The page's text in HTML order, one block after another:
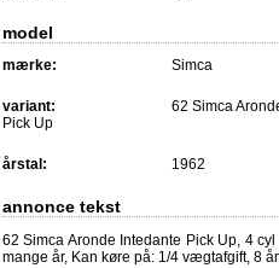
model
mærke: Simca
variant:
62 Simca
Pick Up
årstal: 1962
annonce tekst
62 Simca Aronde Intedante Pick Up, 4
mange år, Kan køre på: 1/4 vægtafgift, 8